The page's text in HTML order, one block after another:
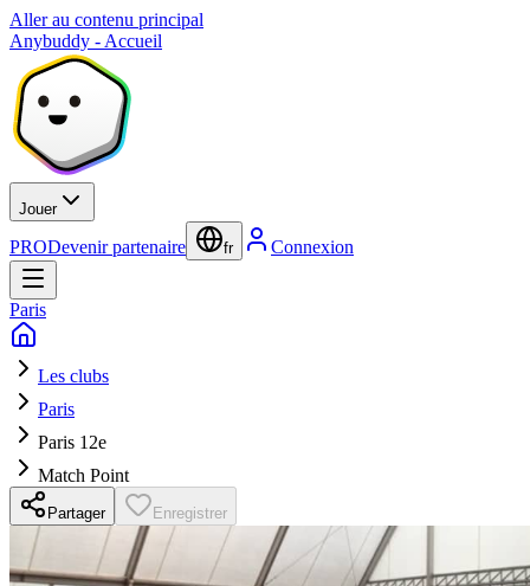
Aller au contenu principal
Anybuddy - Accueil
Jouer
PRODevenir partenaire fr Connexion
Paris
Les clubs
Paris
Paris 12e
Match Point
Partager Enregistrer